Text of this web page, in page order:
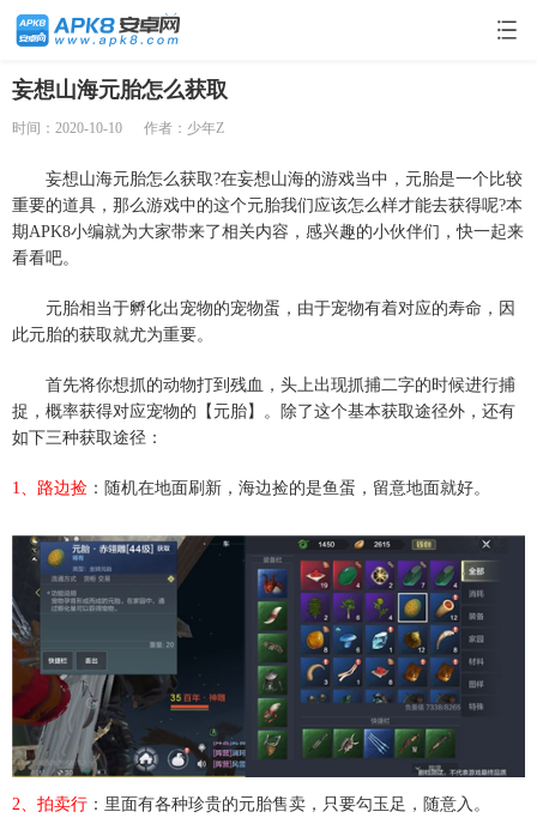
妄想山海元胎怎么获取
时间：2020-10-10 作者：少年Z
妄想山海元胎怎么获取?在妄想山海的游戏当中，元胎是一个比较
重要的道具，那么游戏中的这个元胎我们应该怎么样才能去获得呢?本
期APK8小编就为大家带来了相关内容，感兴趣的小伙伴们，快一起来
看看吧。
元胎相当于孵化出宠物的宠物蛋，由于宠物有着对应的寿命，因
此元胎的获取就尤为重要。
首先将你想抓的动物打到残血，头上出现抓捕二字的时候进行捕
捉，概率获得对应宠物的【元胎】。除了这个基本获取途径外，还有
如下三种获取途径：
1、路边捡 ：随机在地面刷新，海边捡的是鱼蛋，留意地面就好。
2、拍卖行 ：里面有各种珍贵的元胎售卖，只要勾玉足，随意入。